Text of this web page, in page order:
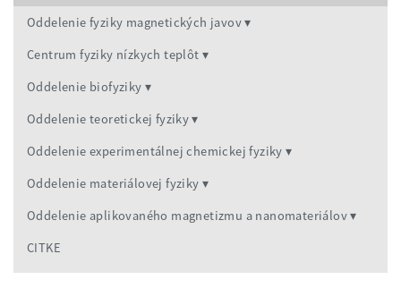
Oddelenie fyziky magnetických javov
Centrum fyziky nízkych teplôt
Oddelenie biofyziky
Oddelenie teoretickej fyziky
Oddelenie experimentálnej chemickej fyziky
Oddelenie materiálovej fyziky
Oddelenie aplikovaného magnetizmu a nanomateriálov
CITKE